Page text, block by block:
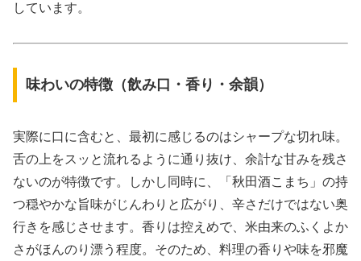
しています。
味わいの特徴（飲み口・香り・余韻）
実際に口に含むと、最初に感じるのはシャープな切れ味。
舌の上をスッと流れるように通り抜け、余計な甘みを残さ
ないのが特徴です。しかし同時に、「秋田酒こまち」の持
つ穏やかな旨味がじんわりと広がり、辛さだけではない奥
行きを感じさせます。香りは控えめで、米由来のふくよか
さがほんのり漂う程度。そのため、料理の香りや味を邪魔